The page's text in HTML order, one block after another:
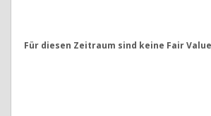
Für diesen Zeitraum sind keine Fair